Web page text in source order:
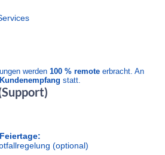
werden 100 % remote erbracht. An
statt.
(optional)